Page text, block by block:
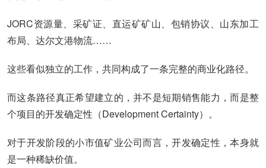
JORC资源量、采矿证、直运矿矿山、包销协议、山东加工
布局、达尔文港物流……
这些看似独立的工作，共同构成了一条完整的商业化路径。
而这条路径真正希望建立的，并不是短期销售能力，而是整
个项目的开发确定性（Development Certainty）。
对于开发阶段的小市值矿业公司而言，开发确定性，本身就
是一种稀缺价值。